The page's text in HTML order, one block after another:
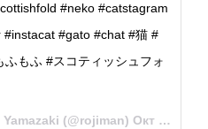
#neko #catstagram
#gato #chat #猫 #
もふ #スコティッシュフォ
(@rojiman) Окт 17 2016 в 9:06 PDT